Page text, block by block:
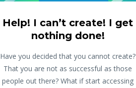
Help! I can’t create! I get
nothing done!
Have you decided that you cannot create?
That you are not as successful as those
people out there? What if start accessing